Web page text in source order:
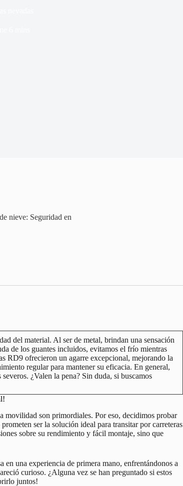
nieve: Seguridad en
del material. Al ser de metal, brindan una sensación
de los guantes incluidos, evitamos el frío mientras
RD9 ofrecieron un agarre excepcional, mejorando la
regular para mantener su eficacia. En general,
¿Valen la pena? Sin duda, si buscamos
movilidad son primordiales. Por eso, decidimos probar
ser la solución ideal para transitar por carreteras
sobre su rendimiento y fácil montaje, sino que
en una experiencia de primera mano, enfrentándonos a
curioso. ¿Alguna vez se han preguntado si estos
juntos!